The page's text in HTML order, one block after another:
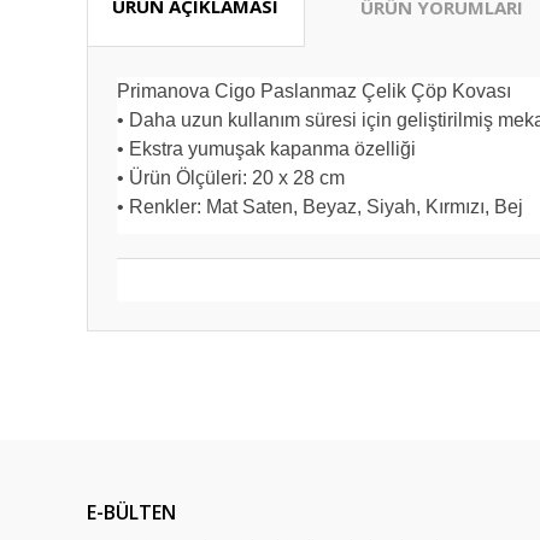
ÜRÜN AÇIKLAMASI ÜRÜN YORUMLARI
Primanova Cigo Paslanmaz Çelik Çöp Kovası
• Daha uzun kullanım süresi için geliştirilmiş
• Ekstra yumuşak kapanma özelliği
• Ürün Ölçüleri: 20 x 28 cm
• Renkler: Mat Saten, Beyaz, Siyah, Kırmızı, Bej
Ürün bilgilerinde hatalar bulunuyor.
aldım
E-BÜLTEN